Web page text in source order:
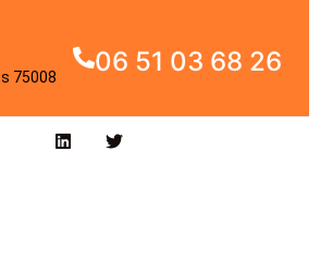
75008 06 51 03 68 26